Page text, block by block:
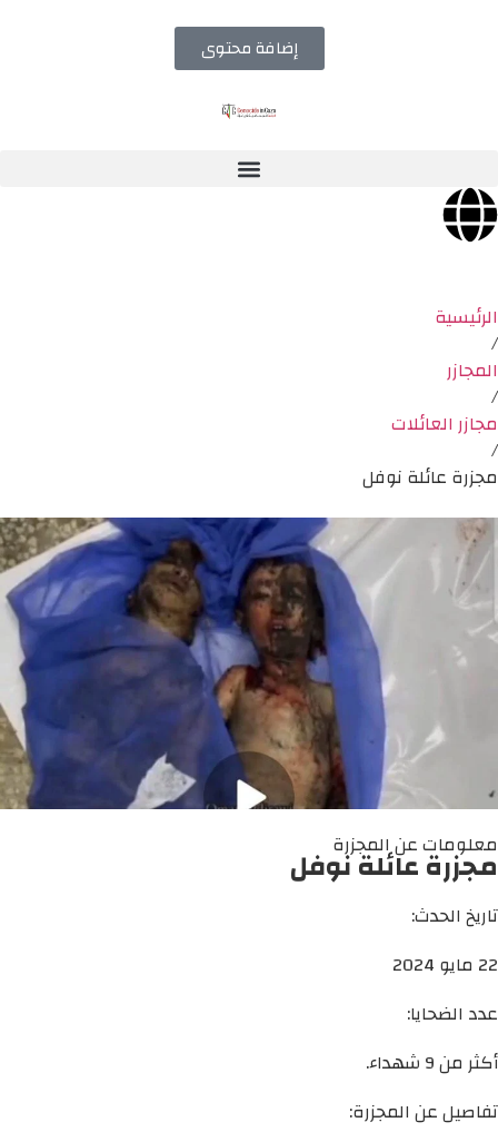
إضافة محتوى
الرئيسية
/
المجازر
/
مجازر العائلات
/
مجزرة عائلة نوفل
معلومات عن المجزرة
مجزرة عائلة نوفل
تاريخ الحدث:
22 مايو 2024
عدد الضحايا:
أكثر من 9 شهداء.
تفاصيل عن المجزرة: